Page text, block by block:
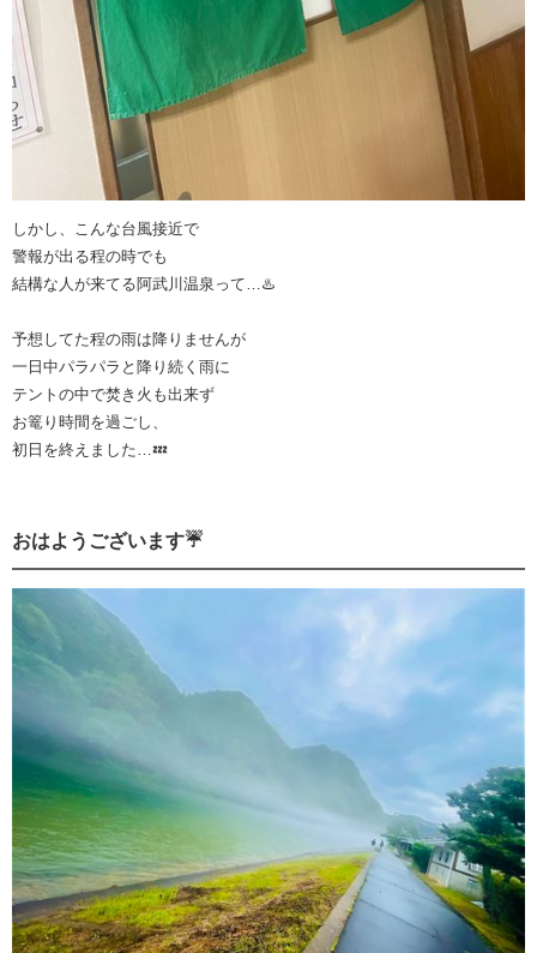
しかし、こんな台風接近で
警報が出る程の時でも
結構な人が来てる阿武川温泉って…♨️
予想してた程の雨は降りませんが
一日中パラパラと降り続く雨に
テントの中で焚き火も出来ず
お篭り時間を過ごし、
初日を終えました…💤
おはようございます☔️